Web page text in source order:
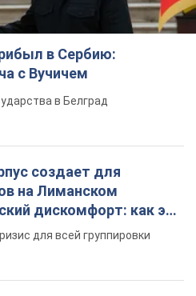
в Сербию:
с Вучичем
в Белград
создает для
на Лиманском
дискомфорт: как это
для всей группировки